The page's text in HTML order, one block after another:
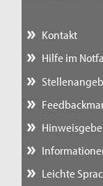
Kontakt
Hilfe im
Leichte